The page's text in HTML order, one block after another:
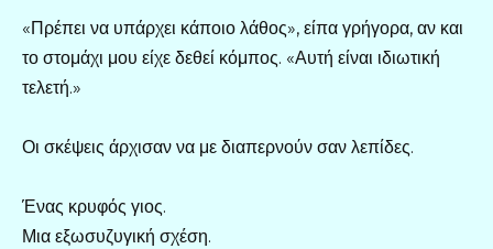
«Πρέπει να υπάρχει κάποιο λάθος», είπα γρήγορα, αν και
το στομάχι μου είχε δεθεί κόμπος. «Αυτή είναι ιδιωτική
τελετή.»
Οι σκέψεις άρχισαν να με διαπερνούν σαν λεπίδες.
Ένας κρυφός γιος.
Μια εξωσυζυγική σχέση.